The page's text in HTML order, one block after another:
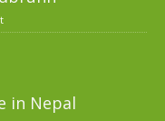
in Nepal